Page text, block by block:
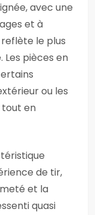
avec une
et à
le plus
Les pièces en
ou les
tout en
de tir,
et la
quasi